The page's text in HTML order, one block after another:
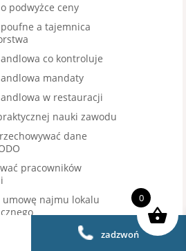
podwyżce ceny
a tajemnica
co kontroluje
mandaty
w restauracji
nauki zawodu
dane
pracowników
umowę najmu lokalu
najmu
zadzwoń
0